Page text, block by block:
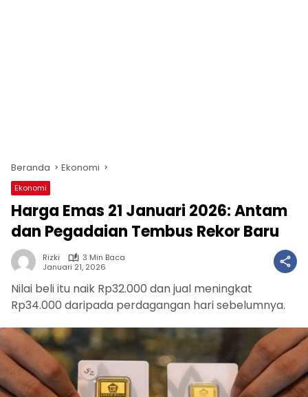
Beranda Ekonomi
Ekonomi
Harga Emas 21 Januari 2026: Antam
dan Pegadaian Tembus Rekor Baru
Rizki
3 Min Baca
Januari 21, 2026
Nilai beli itu naik Rp32.000 dan jual meningkat
Rp34.000 daripada perdagangan hari sebelumnya.